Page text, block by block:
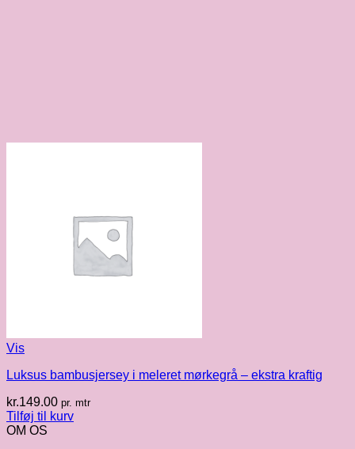
Vis
Luksus bambusjersey i meleret mørkegrå – ekstra kraftig
kr.149.00 pr. mtr
Tilføj til kurv
OM OS